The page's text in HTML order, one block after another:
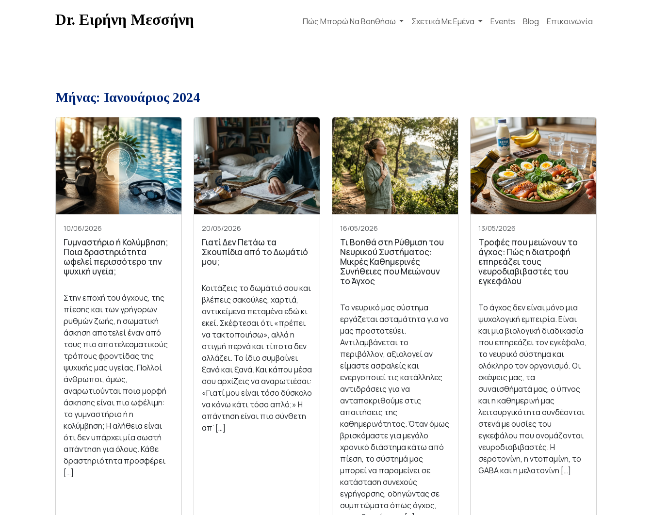
Dr. Ειρήνη Μεσσήνη Πώς Μπορώ Να Βοηθήσω Σχετικά Με Εμένα Events Blog Επικοινωνία
Μήνας: Ιανουάριος 2024
10/06/2026
Γυμναστήριο ή Κολύμβηση;
Ποια δραστηριότητα
ωφελεί περισσότερο την
ψυχική υγεία;
Στην εποχή του άγχους, της
πίεσης και των γρήγορων
ρυθμών ζωής, η σωματική
άσκηση αποτελεί έναν από
τους πιο αποτελεσματικούς
τρόπους φροντίδας της
ψυχικής μας υγείας. Πολλοί
άνθρωποι, όμως,
αναρωτιούνται ποια μορφή
άσκησης είναι πιο ωφέλιμη:
το γυμναστήριο ή η
κολύμβηση; Η αλήθεια είναι
ότι δεν υπάρχει μία σωστή
απάντηση για όλους. Κάθε
δραστηριότητα προσφέρει
[…]
20/05/2026
Γιατί Δεν Πετάω τα
Σκουπίδια από το Δωμάτιό
μου;
Κοιτάζεις το δωμάτιό σου και
βλέπεις σακούλες, χαρτιά,
αντικείμενα πεταμένα εδώ κι
εκεί. Σκέφτεσαι ότι «πρέπει
να τακτοποιήσω», αλλά η
στιγμή περνά και τίποτα δεν
αλλάζει. Το ίδιο συμβαίνει
ξανά και ξανά. Και κάπου μέσα
σου αρχίζεις να αναρωτιέσαι:
«Γιατί μου είναι τόσο δύσκολο
να κάνω κάτι τόσο απλό;» Η
απάντηση είναι πιο σύνθετη
απ’ […]
16/05/2026
Τι Βοηθά στη Ρύθμιση του
Νευρικού Συστήματος:
Μικρές Καθημερινές
Συνήθειες που Μειώνουν
το Άγχος
Το νευρικό μας σύστημα
εργάζεται ασταμάτητα για να
μας προστατεύει.
Αντιλαμβάνεται το
περιβάλλον, αξιολογεί αν
είμαστε ασφαλείς και
ενεργοποιεί τις κατάλληλες
αντιδράσεις για να
ανταποκριθούμε στις
απαιτήσεις της
καθημερινότητας. Όταν όμως
βρισκόμαστε για μεγάλο
χρονικό διάστημα κάτω από
πίεση, το σύστημά μας
μπορεί να παραμείνει σε
κατάσταση συνεχούς
εγρήγορσης, οδηγώντας σε
συμπτώματα όπως άγχος,
13/05/2026
Τροφές που μειώνουν το
άγχος: Πώς η διατροφή
επηρεάζει τους
νευροδιαβιβαστές του
εγκεφάλου
Το άγχος δεν είναι μόνο μια
ψυχολογική εμπειρία. Είναι
και μια βιολογική διαδικασία
που επηρεάζει τον εγκέφαλο,
το νευρικό σύστημα και
ολόκληρο τον οργανισμό. Οι
σκέψεις μας, τα
συναισθήματά μας, ο ύπνος
και η καθημερινή μας
λειτουργικότητα συνδέονται
στενά με ουσίες του
εγκεφάλου που ονομάζονται
νευροδιαβιβαστές. Η
σεροτονίνη, η ντοπαμίνη, το
GABA και η μελατονίνη […]